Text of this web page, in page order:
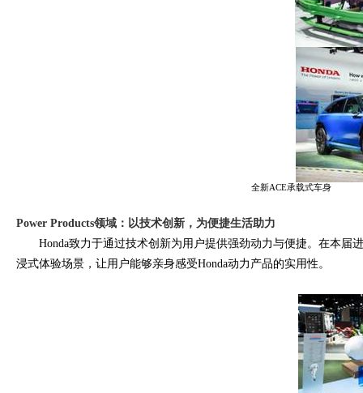
全新ACE承载式车身
Power Products领域：以技术创新，为便捷生活助力
Honda致力于通过技术创新为用户提供强劲动力与便捷。在本届
浸式体验场景，让用户能够亲身感受Honda动力产品的实用性。